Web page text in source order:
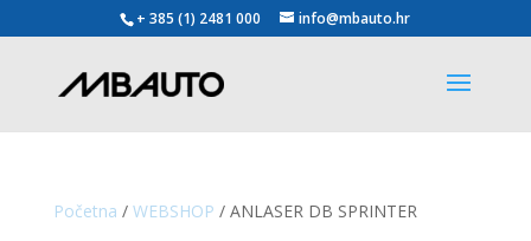
+ 385 (1) 2481 000 info@mbauto.hr
Početna / WEBSHOP / ANLASER DB SPRINTER